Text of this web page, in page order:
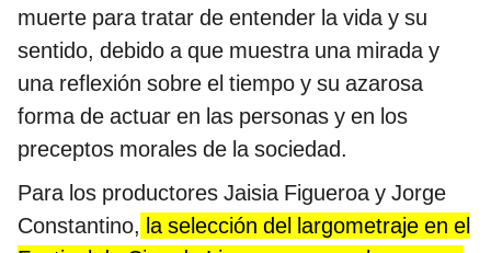
muerte para tratar de entender la vida y su
sentido, debido a que muestra una mirada y
una reflexión sobre el tiempo y su azarosa
forma de actuar en las personas y en los
preceptos morales de la sociedad.
Para los productores Jaisia Figueroa y Jorge
Constantino, la selección del largometraje en el